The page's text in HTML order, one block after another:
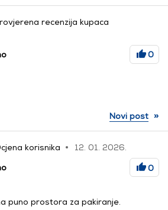
recenzija kupaca
0
Novi post »
korisnika
12. 01. 2026.
0
puno prostora za pakiranje.